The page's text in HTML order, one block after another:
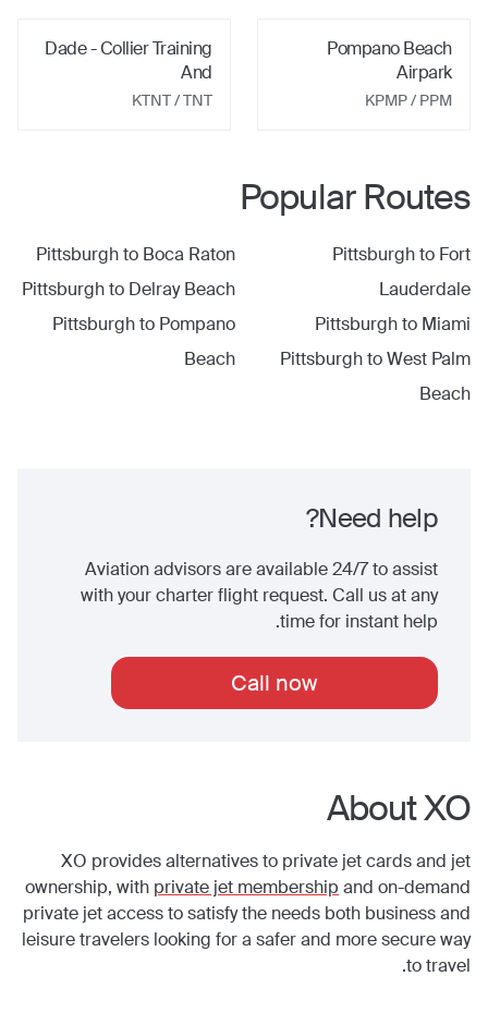
Pompano Beach
Airpark
KPMP/ PPM
Dade - Collier Training
And
KTNT/ TNT
Popular Routes
Pittsburghto Fort
Lauderdale
Pittsburghto Miami
PittsburghtoWest Palm
Beach
Pittsburghto Boca Raton
Pittsburghto Delray Beach
Pittsburghto Pompano
Beach
Need help?
Aviation advisors are available 24/7 to assist
with your charter flight request. Call us at any
time for instant help.
Call now
About XO
XO provides alternatives to private jet cards and jet
ownership, with private jet membership and on-demand
private jet access to satisfy the needs both business and
leisure travelers looking for a safer and more secure way
to travel.